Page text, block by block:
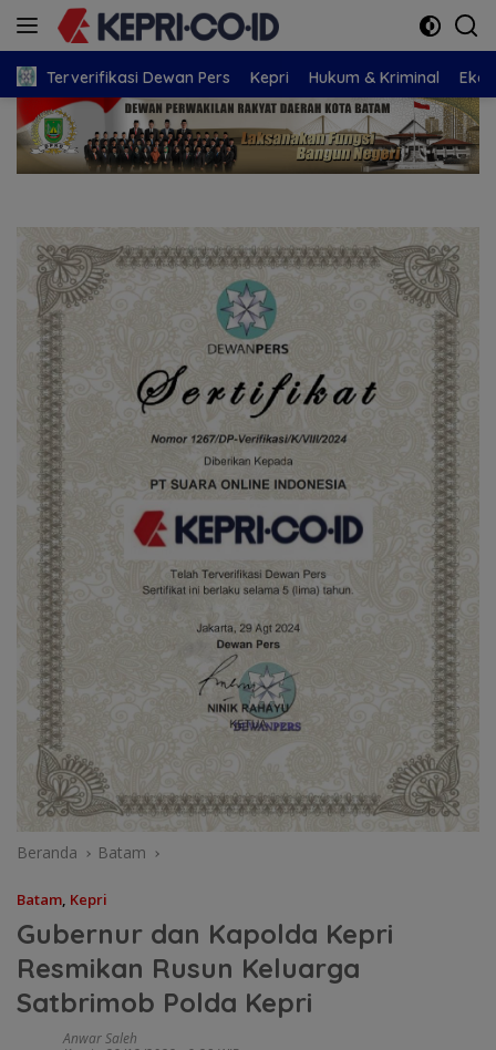
Langsung
Terverifikasi Dewan Pers Kepri Hukum & Kriminal
Beranda Batam
Batam, Kepri
Gubernur dan Kapolda Kepri
Resmikan Rusun Keluarga
Satbrimob Polda Kepri
Anwar Saleh